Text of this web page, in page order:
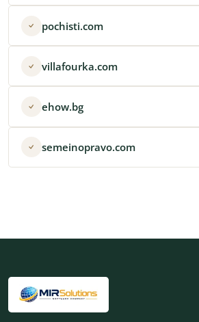
pochisti.com
villafourka.com
ehow.bg
semeinopravo.com